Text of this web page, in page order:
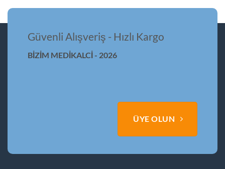
Güvenli Alışveriş - Hızlı Kargo
BİZİM MEDİKALCİ - 2026
ÜYE OLUN